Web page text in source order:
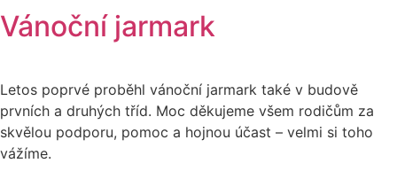
Vánoční jarmark
Letos poprvé proběhl vánoční jarmark také v budově
prvních a druhých tříd. Moc děkujeme všem rodičům za
skvělou podporu, pomoc a hojnou účast – velmi si toho
vážíme.